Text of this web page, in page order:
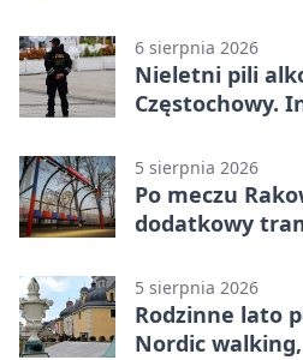
6 sierpnia 2026
Nieletni pili
Częstochowy.
5 sierpnia 2026
Po meczu
dodatkowy
5 sierpnia 2026
Rodzinne lato
Nordic